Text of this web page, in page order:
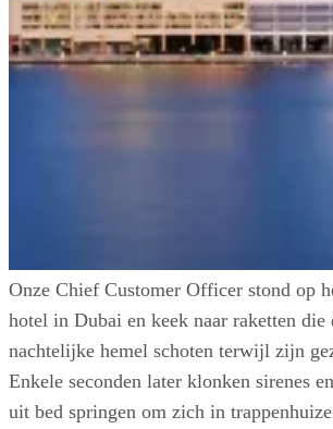
Onze Chief Customer Officer stond op
hotel in Dubai en keek naar raketten die
nachtelijke hemel schoten terwijl zijn
Enkele seconden later klonken sirenes
uit bed springen om zich in